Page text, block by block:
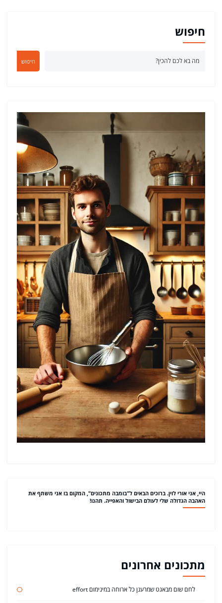
חיפוש
חיפוש
היי, אני אורי לוין. ברוכים הבאים ל"בומבה מתכונים", המקום בו אני משתף את
האהבה הגדולה שלי לעולם הבישול והאפייה. תהנו!
מתכונים אחרונים
לחם שום מבאגט שמרענן כל ארוחה במינימום effort